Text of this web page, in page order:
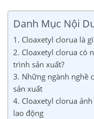
Danh Mục Nội
1. Cloaxetyl clorua là
2. Cloaxetyl clorua có
trình sản xuất?
3. Những ngành nghề
sản xuất
4. Cloaxetyl clorua
lao động